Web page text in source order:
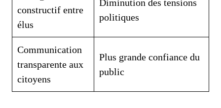
constructif entre
élus
Diminution des tensions
politiques
Communication
transparente aux
citoyens
Plus grande confiance du
public